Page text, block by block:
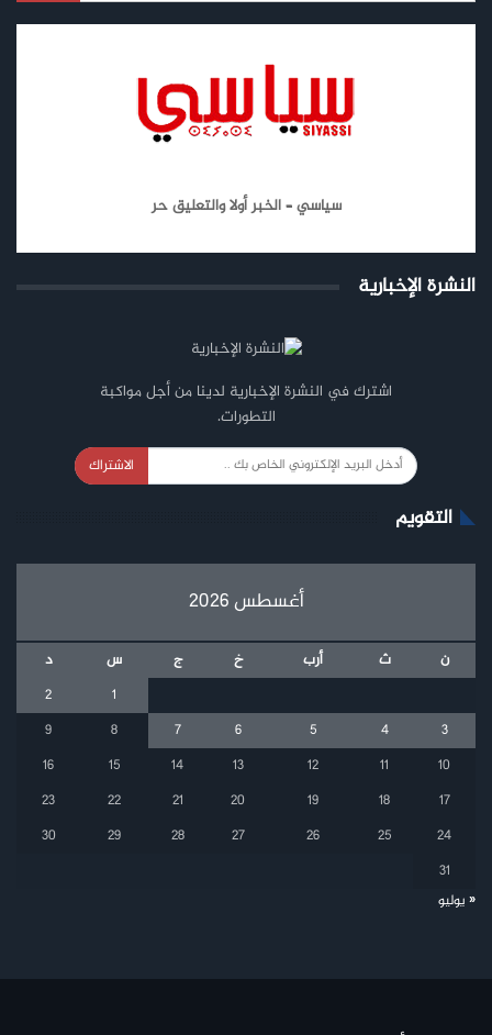
سياسي – الخبر أولا والتعليق حر
النشرة الإخبارية
اشترك في النشرة الإخبارية لدينا من أجل مواكبة
التطورات.
الاشتراك
التقويم
أغسطس 2026
ن ث أرب خ ج س
د
1
2
3
4
5
6
7
8
9
10
11
12
13
14
15
16
17
18
19
20
21
22
23
24
25
26
27
28
29
30
31
« يوليو